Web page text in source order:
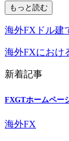
もっと読む
海外FXドル建
海外FXにおけ
新着記事
FXGTホームペー
海外FX